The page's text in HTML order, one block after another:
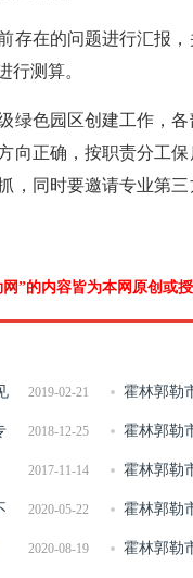
存在的问题进行汇报
行测算。
绿色园区创建工作，
向正确，按职责分工
，同时要邀请专业第
”的内容皆为本网原创或
2019-02-21 霍林郭勒
化网络环境
2018-12-25 霍林郭勒
代化工作
2017-11-14 霍林郭勒
召开2020年
2020-05-22 霍林郭勒
2020-08-19 霍林郭勒